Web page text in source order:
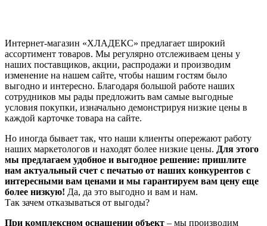
Интернет-магазин «ХЛАДЕКС» предлагает широкий
ассортимент товаров. Мы регулярно отслеживаем цены у
наших поставщиков, акции, распродажи и производим
изменение на нашем сайте, чтобы нашим гостям было
выгодно и интересно. Благодаря большой работе наших
сотрудников мы рады предложить вам самые выгодные
условия покупки, изначально демонстрируя низкие цены в
каждой карточке товара на сайте.
Но иногда бывает так, что наши клиенты опережают работу
наших маркетологов и находят более низкие цены. Для этого
мы предлагаем удобное и выгодное решение: пришлите
нам актуальный счет с печатью от наших конкурентов с
интересными вам ценами и мы гарантируем вам цену еще
более низкую! Да, да это выгодно и вам и нам.
Так зачем отказываться от выгоды?
При комплексном оснащении объект – мы производим